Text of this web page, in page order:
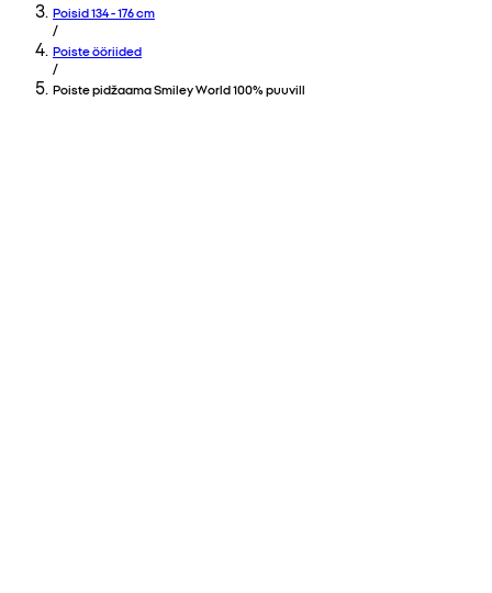
Poisid 134 - 176 cm
/
Poiste ööriided
/
Poiste pidžaama Smiley World 100% puuvill